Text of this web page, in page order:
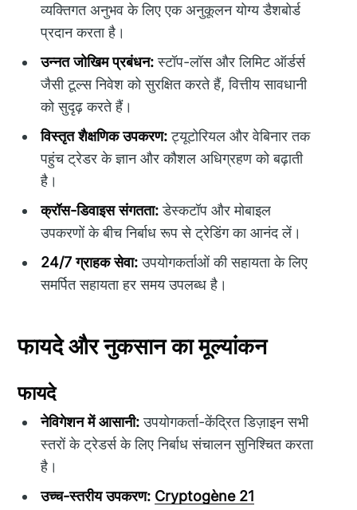
व्यक्तिगत अनुभव के लिए एक अनुकूलन योग्य डैशबोर्ड
प्रदान करता है।
उन्नत जोखिम प्रबंधन:स्टॉप-लॉस और लिमिट ऑर्डर्स
जैसी टूल्स निवेश को सुरक्षित करते हैं, वित्तीय सावधानी
को सुदृढ़ करते हैं।
विस्तृत शैक्षणिक उपकरण:ट्यूटोरियल और वेबिनार तक
पहुंच ट्रेडर के ज्ञान और कौशल अधिग्रहण को बढ़ाती
है।
क्रॉस-डिवाइस संगतता:डेस्कटॉप और मोबाइल
उपकरणों के बीच निर्बाध रूप से ट्रेडिंग का आनंद लें।
24/7 ग्राहक सेवा:उपयोगकर्ताओं की सहायता के लिए
समर्पित सहायता हर समय उपलब्ध है।
फायदे और नुकसान का मूल्यांकन
फायदे
नेविगेशन में आसानी:उपयोगकर्ता-केंद्रित डिज़ाइन सभी
स्तरों के ट्रेडर्स के लिए निर्बाध संचालन सुनिश्चित करता
है।
उच्च-स्तरीय उपकरण: Cryptogène 21